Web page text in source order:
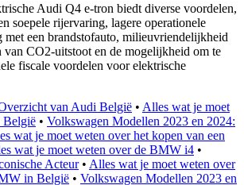
Audi Q4 e-tron biedt diverse voordelen,
soepele rijervaring, lagere operationele
een brandstofauto, milieuvriendelijkheid
van CO2-uitstoot en de mogelijkheid om te
fiscale voordelen voor elektrische
van Audi België • Alles wat je moet
België • Volkswagen Modellen 2023 en 2024:
wat je moet weten over het kopen van een
wat je moet weten over de BMW i4 •
Acteur• Alles wat je moet weten over
in België • Volkswagen Modellen 2023 en